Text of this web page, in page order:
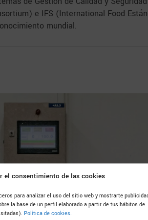
el consentimiento de las cookies
para analizar el uso del sitio web y mostrarte
la base de un perfil elaborado a partir de tus hábitos de
Política de cookies.
e IFS (International Food
mundial.
CADENA DE